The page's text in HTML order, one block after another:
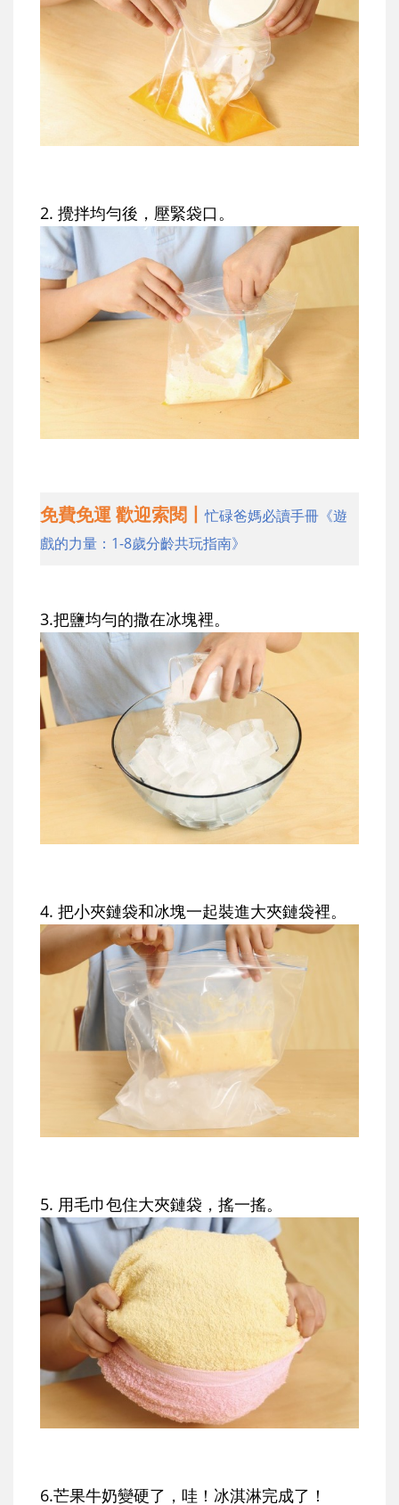
2. 攪拌均勻後，壓緊袋口。
免費免運 歡迎索閱丨忙碌爸媽必讀手冊《遊
戲的力量：1-8歲分齡共玩指南》
3.把鹽均勻的撒在冰塊裡。
4. 把小夾鏈袋和冰塊一起裝進大夾鏈袋裡。
5. 用毛巾包住大夾鏈袋，搖一搖。
6.芒果牛奶變硬了，哇！冰淇淋完成了！